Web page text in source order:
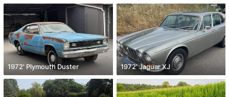
1972' Plymouth Duster 1972' Jaguar XJ